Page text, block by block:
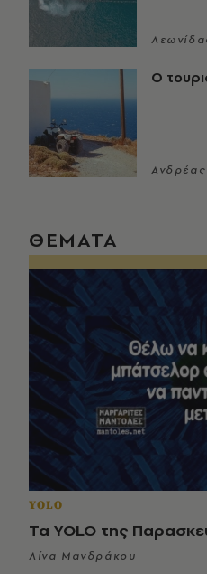
Ο
Ανδρέας
ΘΕΜΑΤΑ
YOLO
Τα YOLO της
Λίνα Μανδράκου